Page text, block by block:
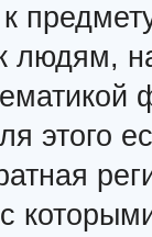
людям,
этого